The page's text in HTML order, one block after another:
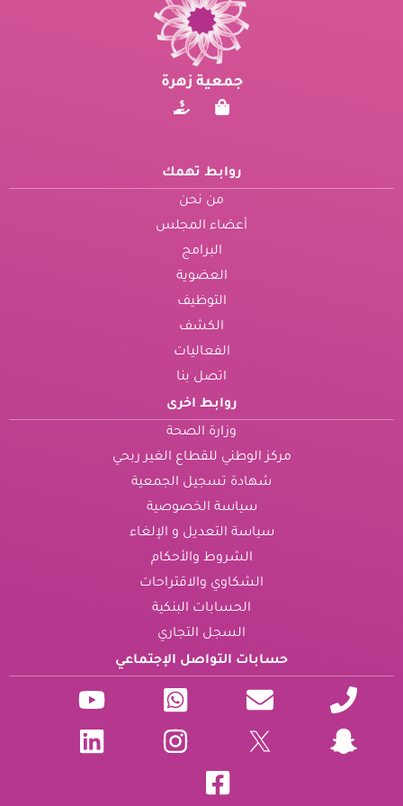
جمعية زهرة
روابط تهمك
من نحن
أعضاء المجلس
البرامج
العضوية
التوظيف
الكشف
الفعاليات
اتصل بنا
روابط اخرى
وزارة الصحة
مركز الوطني للقطاع الغير ربحي
شهادة تسجيل الجمعية
سياسة الخصوصية
سياسة التعديل و الإلغاء
الشروط والأحكام
الشكاوي والاقتراحات
الحسابات البنكية
السجل التجاري
حسابات التواصل الإجتماعي